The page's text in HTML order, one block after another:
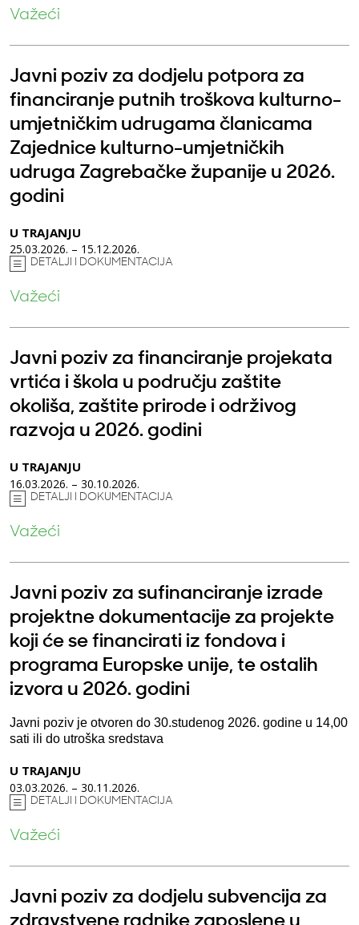
Važeći
Javni poziv za dodjelu potpora za
financiranje putnih troškova kulturno-
umjetničkim udrugama članicama
Zajednice kulturno-umjetničkih
udruga Zagrebačke županije u 2026.
godini
U TRAJANJU
25.03.2026. – 15.12.2026.
DETALJI I DOKUMENTACIJA
Važeći
Javni poziv za financiranje projekata
vrtića i škola u području zaštite
okoliša, zaštite prirode i održivog
razvoja u 2026. godini
U TRAJANJU
16.03.2026. – 30.10.2026.
DETALJI I DOKUMENTACIJA
Važeći
Javni poziv za sufinanciranje izrade
projektne dokumentacije za projekte
koji će se financirati iz fondova i
programa Europske unije, te ostalih
izvora u 2026. godini
Javni poziv je otvoren do 30.studenog 2026. godine u 14,00
sati ili do utroška sredstava
U TRAJANJU
03.03.2026. – 30.11.2026.
DETALJI I DOKUMENTACIJA
Važeći
Javni poziv za dodjelu subvencija za